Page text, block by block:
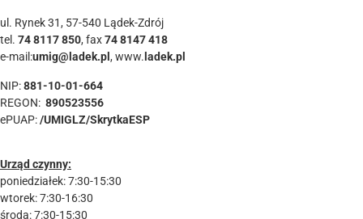
ul. Rynek 31, 57-540 Lądek-Zdrój
tel. 74 8117 850, fax74 8147 418
e-mail:umig@ladek.pl , www. ladek.pl
NIP:881-10-01-664
REGON: 890523556
ePUAP:/UMIGLZ/SkrytkaESP
Urząd czynny:
poniedziałek: 7:30-15:30
wtorek: 7:30-16:30
środa: 7:30-15:30